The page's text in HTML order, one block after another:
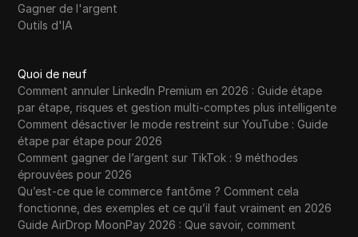
Gagner de l'argent
Outils d'IA
Quoi de neuf
Comment annuler LinkedIn Premium en 2026 : Guide étape
par étape, risques et gestion multi-comptes plus intelligente
Comment désactiver le mode restreint sur YouTube : Guide
étape par étape pour 2026
Comment gagner de l’argent sur TikTok : 9 méthodes
éprouvées pour 2026
Qu’est-ce que le commerce fantôme ? Comment cela
fonctionne, des exemples et ce qu’il faut vraiment en 2026
Guide AirDrop MoonPay 2026 : Que savoir, comment